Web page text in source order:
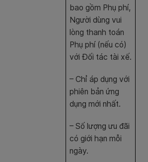
bao gồm Phụ phí,
Người dùng vui
lòng thanh toán
Phụ phí (nếu có)
với Đối tác tài xế.
– Chỉ áp dụng với
phiên bản ứng
dụng mới nhất.
– Số lượng ưu đãi
có giới hạn mỗi
ngày.